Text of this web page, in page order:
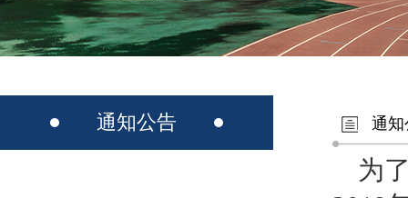
通知公告 通知
为